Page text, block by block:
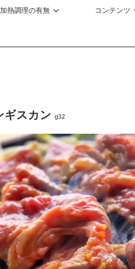
加熱調理の有無 コンテンツ
ギスカン g32